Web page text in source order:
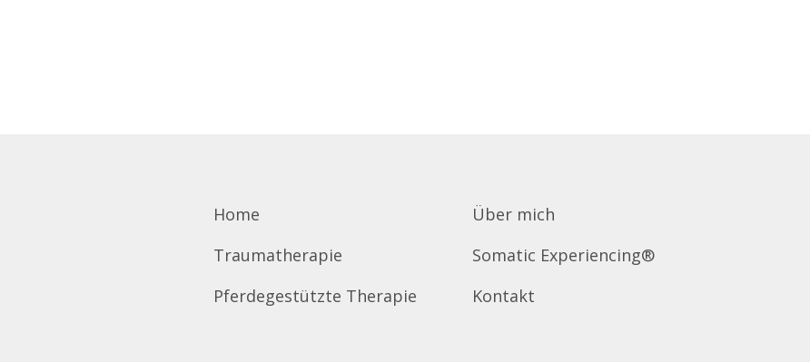
Home
Über mich
Traumatherapie
Somatic Experiencing®
Pferdegestützte Therapie
Kontakt